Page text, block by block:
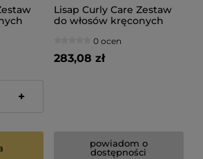
+
Lisap Curly Care Zestaw
do włosów kręconych
500ml odżywka 150ml
pianka 250ml
0 ocen
283,08 zł
powiadom o
dostępności